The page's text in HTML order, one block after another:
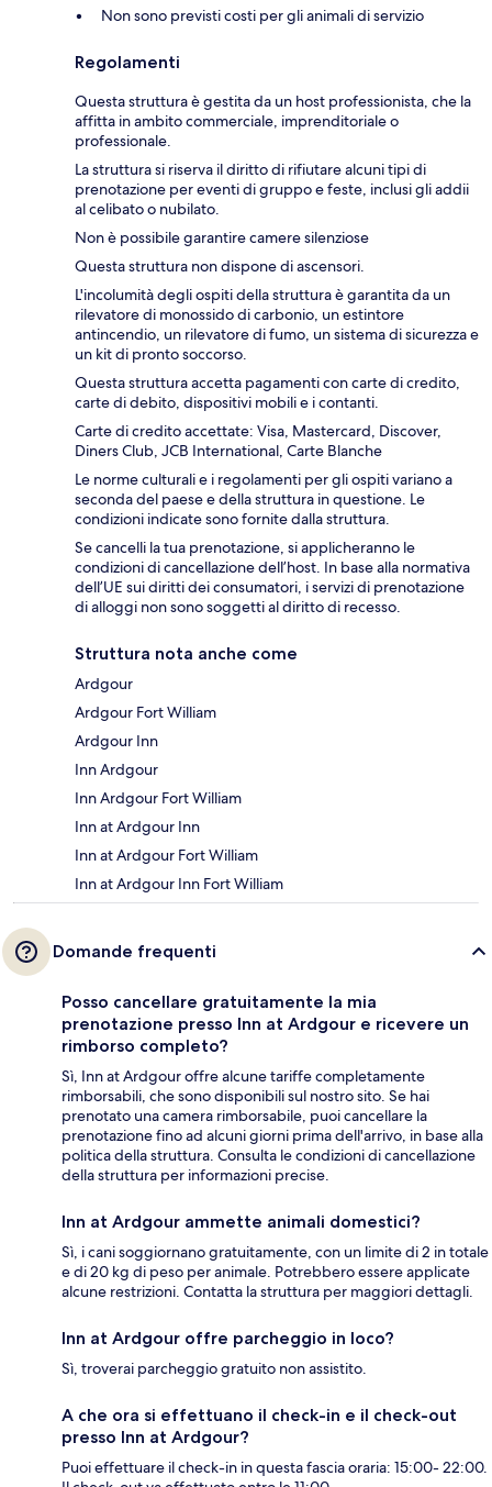
Non sono previsti costi per gli animali di servizio
Regolamenti
Questa struttura è gestita da un host professionista, che la
affitta in ambito commerciale, imprenditoriale o
professionale.
La struttura si riserva il diritto di rifiutare alcuni tipi di
prenotazione per eventi di gruppo e feste, inclusi gli addii
al celibato o nubilato.
Non è possibile garantire camere silenziose
Questa struttura non dispone di ascensori.
L'incolumità degli ospiti della struttura è garantita da un
rilevatore di monossido di carbonio, un estintore
antincendio, un rilevatore di fumo, un sistema di sicurezza e
un kit di pronto soccorso.
Questa struttura accetta pagamenti con carte di credito,
carte di debito, dispositivi mobili e i contanti.
Carte di credito accettate: Visa, Mastercard, Discover,
Diners Club, JCB International, Carte Blanche
Le norme culturali e i regolamenti per gli ospiti variano a
seconda del paese e della struttura in questione. Le
condizioni indicate sono fornite dalla struttura.
Se cancelli la tua prenotazione, si applicheranno le
condizioni di cancellazione dell’host. In base alla normativa
dell’UE sui diritti dei consumatori, i servizi di prenotazione
di alloggi non sono soggetti al diritto di recesso.
Struttura nota anche come
Ardgour
Ardgour Fort William
Ardgour Inn
Inn Ardgour
Inn Ardgour Fort William
Inn at Ardgour Inn
Inn at Ardgour Fort William
Inn at Ardgour Inn Fort William
Domande frequenti
Posso cancellare gratuitamente la mia
prenotazione presso Inn at Ardgour e ricevere un
rimborso completo?
Sì, Inn at Ardgour offre alcune tariffe completamente
rimborsabili, che sono disponibili sul nostro sito. Se hai
prenotato una camera rimborsabile, puoi cancellare la
prenotazione fino ad alcuni giorni prima dell'arrivo, in base alla
politica della struttura. Consulta le condizioni di cancellazione
della struttura per informazioni precise.
Inn at Ardgour ammette animali domestici?
Sì, i cani soggiornano gratuitamente, con un limite di 2 in totale
e di 20 kg di peso per animale. Potrebbero essere applicate
alcune restrizioni. Contatta la struttura per maggiori dettagli.
Inn at Ardgour offre parcheggio in loco?
Sì, troverai parcheggio gratuito non assistito.
A che ora si effettuano il check-in e il check-out
presso Inn at Ardgour?
Puoi effettuare il check-in in questa fascia oraria: 15:00- 22:00.